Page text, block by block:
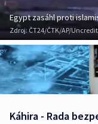
Egypt zasáhl proti
Zdroj:ČT24/ČTK/AP/
Káhira - Rada